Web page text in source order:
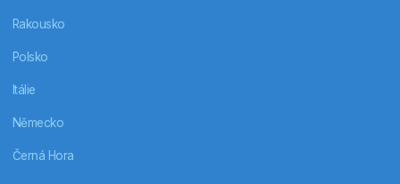
Rakousko
Polsko
Itálie
Německo
Černá Hora